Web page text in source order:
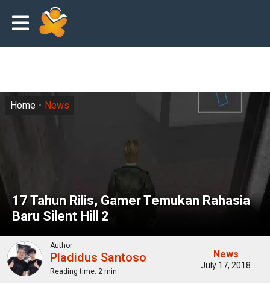
17 Tahun Rilis, Gamer Temukan Rahasia
Baru Silent Hill 2
Home News
Author
Pladidus Santoso
Reading time: 2 min
News
July 17, 2018